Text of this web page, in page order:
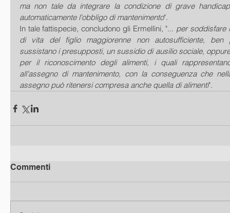
ma non tale da integrare la condizione di grave
automaticamente l'obbligo di mantenimento".
In tale fattispecie, concludono gli Ermellini, "... per soddisfare
di vita del figlio maggiorenne non autosufficiente, ben
sussistano i presupposti, un sussidio di ausilio sociale,
per il riconoscimento degli alimenti, i quali
all'assegno di mantenimento, con la conseguenza che
assegno può ritenersi compresa anche quella di alimenti".
Commenti